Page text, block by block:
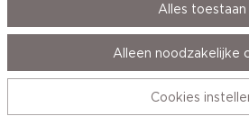
Privacy- en cookieverklaring
© 2026 Cotton Club Alle
Alles toestaan
Alleen noodzakelijke
Cookies